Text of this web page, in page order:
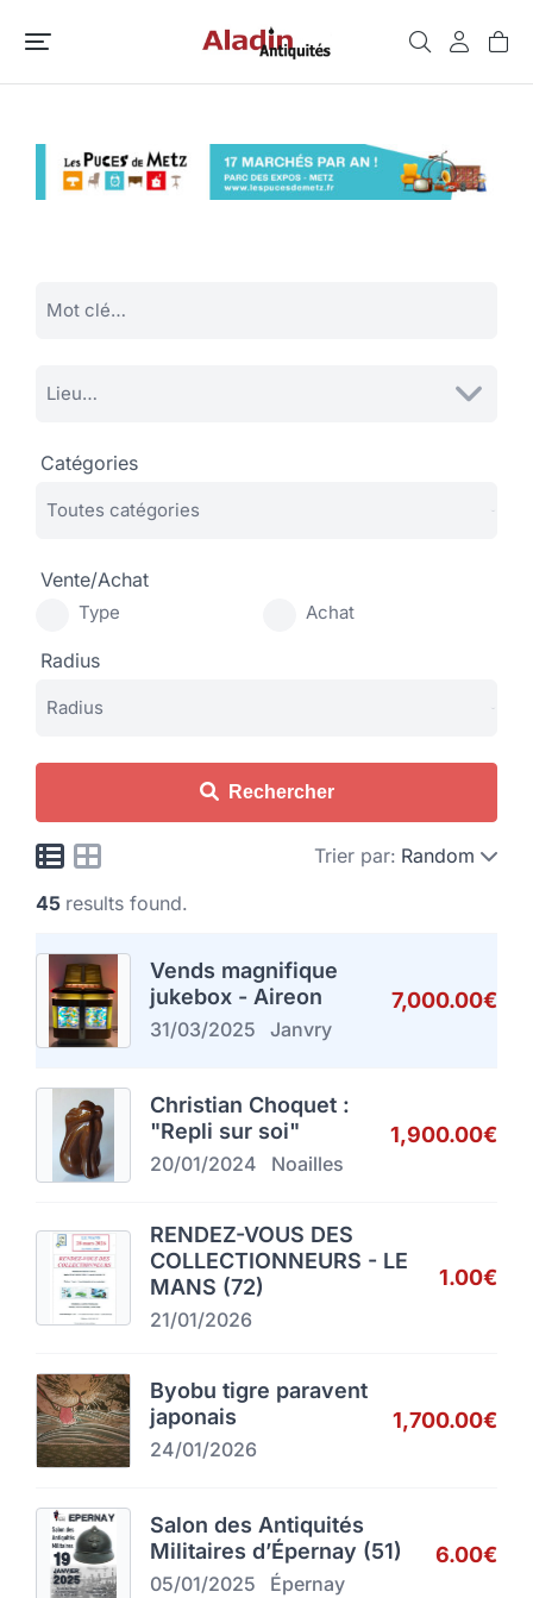
Catégories
Vente/Achat
Type Achat
Radius
Rechercher
Trier par: Random
45 results found.
Vends magnifique
jukebox - Aireon
31/03/2025 Janvry
7,000.00€
Christian Choquet :
"Repli sur soi"
20/01/2024 Noailles
1,900.00€
RENDEZ-VOUS DES
COLLECTIONNEURS - LE
MANS (72)
21/01/2026
1.00€
Byobu tigre paravent
japonais
24/01/2026
1,700.00€
Salon des Antiquités
Militaires d’Épernay (51)
05/01/2025 Épernay
6.00€